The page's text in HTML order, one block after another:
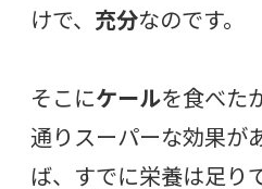
けで、 充分なのです。
そこにケールを食べた
通りスーパーな効果が
ば、すでに栄養は足り